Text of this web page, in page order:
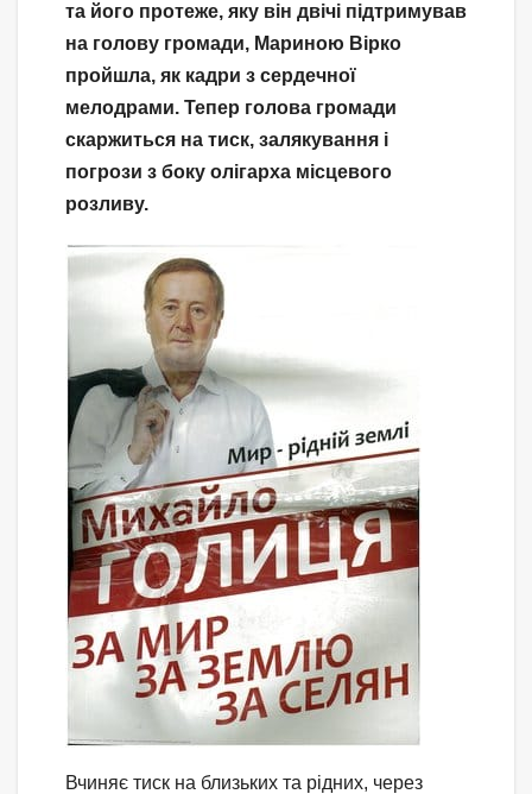
та його протеже, яку він двічі підтримував
на голову громади, Мариною Вірко
пройшла, як кадри з сердечної
мелодрами. Тепер голова громади
скаржиться на тиск, залякування і
погрози з боку олігарха місцевого
розливу.
Вчиняє тиск на близьких та рідних, через